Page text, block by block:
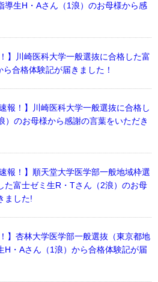
導生H・Aさん（1浪）のお母様から感
】川崎医科大学一般選抜に合格した富
合格体験記が届きました！
報！】川崎医科大学一般選抜に合格し
）のお母様から感謝の言葉をいただき
報！】順天堂大学医学部一般地域枠選
た富士ゼミ生R・Tさん（2浪）のお母
ました!
】杏林大学医学部一般選抜（東京都地
H・Aさん（1浪）から合格体験記が届